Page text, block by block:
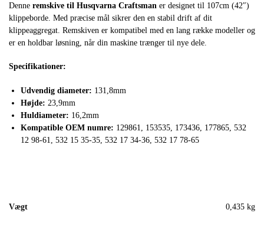
Denne remskive til Husqvarna Craftsman er designet til 107cm (42″)
klippeborde. Med præcise mål sikrer den en stabil drift af dit
klippeaggregat. Remskiven er kompatibel med en lang række modeller og
er en holdbar løsning, når din maskine trænger til nye dele.
Specifikationer:
Udvendig diameter: 131,8mm
Højde: 23,9mm
Huldiameter: 16,2mm
Kompatible OEM numre: 129861, 153535, 173436, 177865, 532
12 98-61, 532 15 35-35, 532 17 34-36, 532 17 78-65
Vægt 0,435 kg